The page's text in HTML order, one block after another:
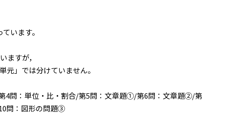
います。
ますが，
元」では分けていません。
4問：単位・比・割合/第5問：文章題①/第6問：文章題②/第
問：図形の問題③